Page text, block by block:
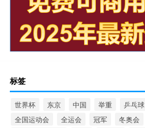
标签
世界杯 东京 中国 举重 乒乓球
全国运动会
全运会 冠军 冬奥会